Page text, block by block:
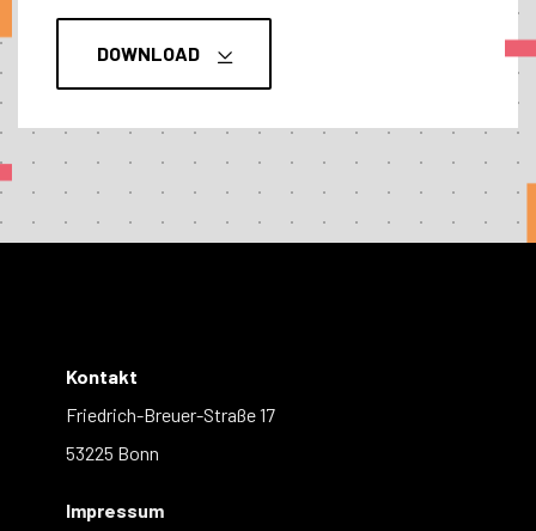
DOWNLOAD
Kontakt
Friedrich-Breuer-Straße 17
53225 Bonn
Impressum